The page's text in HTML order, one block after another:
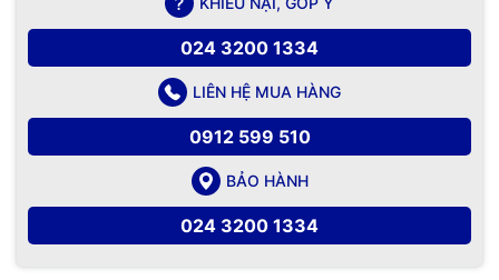
024 3200 1334
LIÊN HỆ MUA HÀNG
0912 599 510
BẢO HÀNH
024 3200 1334